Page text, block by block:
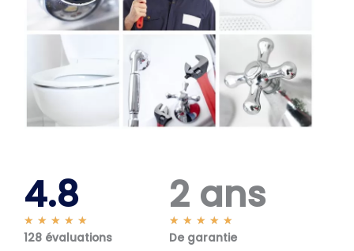
4.8
★ ★ ★ ★ ★
o
128 évaluations
2 ans
★ ★ ★ ★ ★
o
De garantie